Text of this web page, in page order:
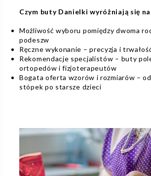
Czym buty Danielki wyróżniają się
Możliwość wyboru pomiędzy dwoma
podeszw
Ręczne wykonanie – precyzja i
Rekomendacje specjalistów – buty
ortopedów i fizjoterapeutów
Bogata oferta wzorów i rozmiarów –
stópek po starsze dzieci